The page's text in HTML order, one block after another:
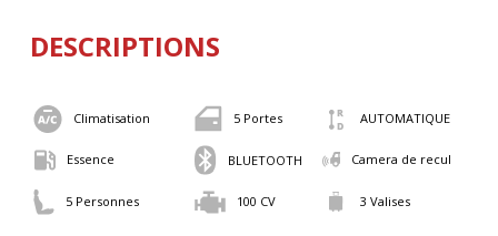
DESCRIPTIONS
Climatisation 5 Portes AUTOMATIQUE
Essence BLUETOOTH Camera de recul
5 Personnes 100 CV 3 Valises